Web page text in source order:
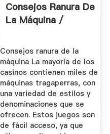
Consejos Ranura De
La Máquina /
Consejos ranura de la
máquina La mayoría de los
casinos contienen miles de
máquinas tragaperras, con
una variedad de estilos y
denominaciones que se
ofrecen. Estos juegos son
de fácil acceso, ya que